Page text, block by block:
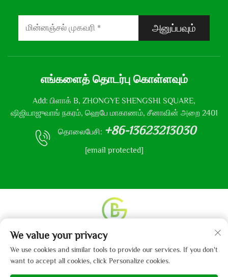
அனுப்பவும்
எங்களைத் தொடர்பு கொள்ளவும்
Add: பிளாக் B, ZHONGYE SHENGSHI SQUARE,
ஷிஜியாஜுவாங் நகரம், ஹெபே மாகாணம், சீனாவின் அறை 2401
தொலைபேசி: +86-13623213030
[email protected]
உரிமை தொடர்பான அனைத்து உரிமைகளும் © 2013-2024
ஹெபே கைபோ துணி நிறுவனம், லிமிடெட் என்னும்
நிறுவனத்திற்கு உடையது.தனியுரிமைக் கொள்கை
We value your privacy
We use cookies and similar tools to provide our services. If you don't
want to accept all cookies, click Personalize cookies.